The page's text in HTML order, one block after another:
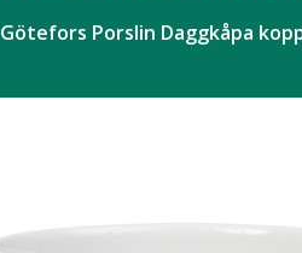
Götefors Porslin Daggkåpa